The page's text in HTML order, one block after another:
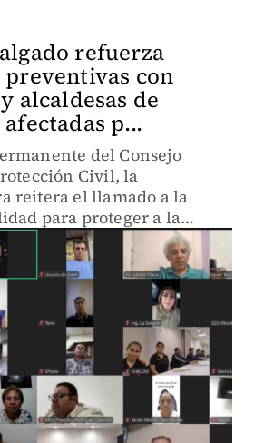
refuerza
preventivas con
alcaldesas de
p...
del Consejo
Civil, la
reitera el llamado a la
para proteger a la